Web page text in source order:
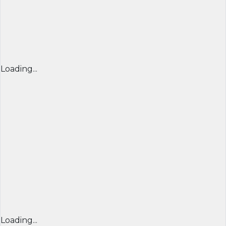
Loading...
Loading...